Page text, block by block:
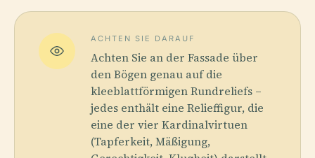
ACHTEN SIE DARAUF
Achten Sie an der Fassade über
den Bögen genau auf die
kleeblattförmigen Rundreliefs –
jedes enthält eine Relieffigur, die
eine der vier Kardinalvirtuen
(Tapferkeit, Mäßigung,